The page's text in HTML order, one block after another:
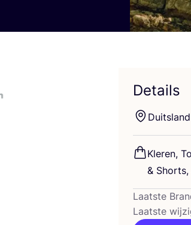
Details
Duits­land
Kle­ren,
&
Laatste
Laatste